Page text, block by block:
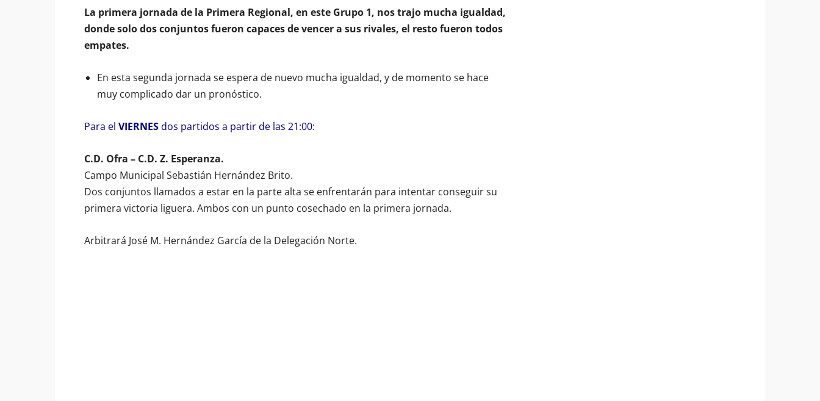
La primera jornada de la Primera Regional, en este Grupo 1, nos trajo mucha igualdad,
donde solo dos conjuntos fueron capaces de vencer a sus rivales, el resto fueron todos
empates.
En esta segunda jornada se espera de nuevo mucha igualdad, y de momento se hace
muy complicado dar un pronóstico.
Para el VIERNESdos partidos a partir de las 21:00:
C.D. Ofra – C.D. Z. Esperanza.
Campo Municipal Sebastián Hernández Brito.
Dos conjuntos llamados a estar en la parte alta se enfrentarán para intentar conseguir su
primera victoria liguera. Ambos con un punto cosechado en la primera jornada.
Arbitrará José M. Hernández García de la Delegación Norte.